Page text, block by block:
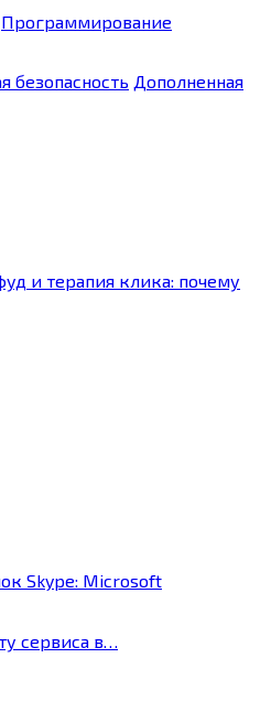
Программирование
безопасность Дополненная
и терапия клика: почему
Skype: Microsoft
сервиса в…